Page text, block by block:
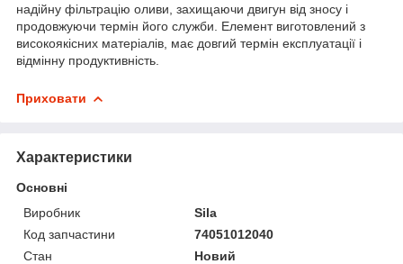
надійну фільтрацію оливи, захищаючи двигун від зносу і
продовжуючи термін його служби. Елемент виготовлений з
високоякісних матеріалів, має довгий термін експлуатації і
відмінну продуктивність.
Приховати
Характеристики
Основні
Виробник
Sila
Код запчастини
74051012040
Стан
Новий